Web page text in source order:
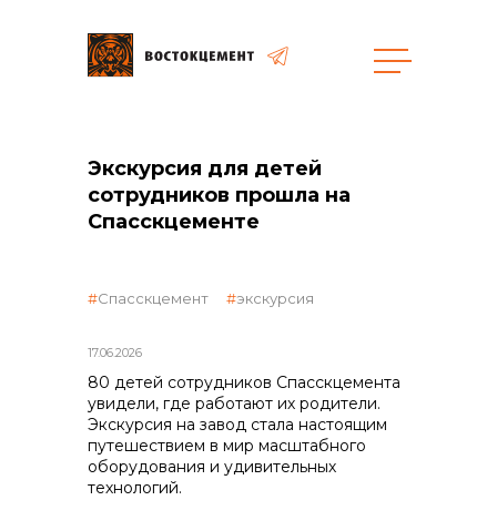
Закупки
общая информация
реализация неликвидов
Экскурсия для детей
сотрудников прошла на
Спасскцементе
17.06.2026
Спасскцемент экскурсия
80 детей сотрудников Спасскцемента
увидели, где работают их родители.
Экскурсия на завод стала настоящим
путешествием в мир масштабного
оборудования и удивительных
технологий.